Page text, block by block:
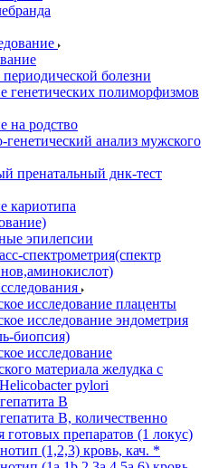
болезни
генетических полиморфизмов
на родство
анализ мужского
пренатальный днк-тест
кариотипа
эпилепсии
спектрометрия(спектр
исследование плаценты
исследование эндометрия
биопсия)
исследование
материала желудка с
pylori
B
B, количественно
готовых препаратов (1 локус)
(1,2,3) кровь, кач. *